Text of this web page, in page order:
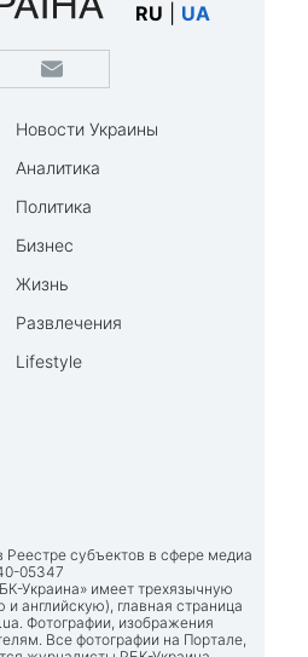
RU UA
Новости Украины
Аналитика
Политика
Бизнес
Жизнь
Развлечения
Lifestyle
субъектов в сфере медиа
05347
Украина» имеет трехязычную
английскую), главная страница
. Фотографии, изображения
Все фотографии на Портале,